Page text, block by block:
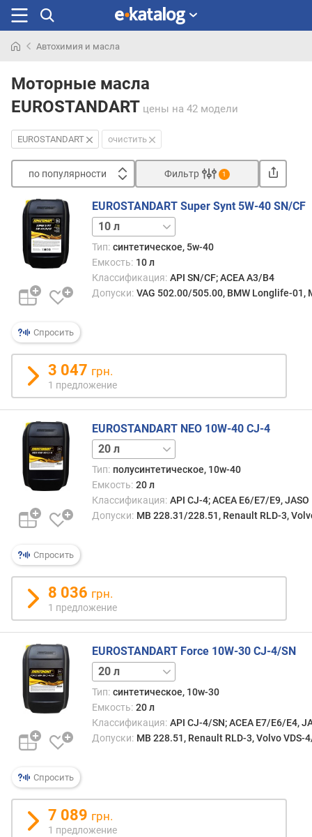
раньше
Автохимия и масла
Моторные масла
EUROSTANDART цены на 42 модели
EUROSTANDART очистить
по популярности
п
о
п
о
у
л
р
н
с
о
т
д
е
ш
е
в
х
к
д
о
р
о
и
м
т
о
г
и
х
к
Фильтр 1
Спросить
EUROSTANDART Super Synt 5W-40 SN/CF
1 л5 л 209 л
Тип: синтетическое, 5w-40
Емкость: 10 л
Классификация: API SN/CF; ACEA A3/B4
Допуски: VAG 502.00/505.00, BMW Longlife-01,
3 047 грн.
1 предложение
Спросить
EUROSTANDART NEO 10W-40 CJ-4
209 л
Тип: полусинтетическое, 10w-40
Емкость: 20 л
Классификация: API CJ-4; ACEA E6/E7/E9, JASO
Допуски: MB 228.31/228.51, Renault RLD-3,
8 036 грн.
1 предложение
Спросить
EUROSTANDART Force 10W-30 CJ-4/SN
209 л
Тип: синтетическое, 10w-30
Емкость: 20 л
Классификация: API CJ-4/SN; ACEA E7/E6/Е4,
Допуски: MB 228.51, Renault RLD-3, Volvo VDS-
7 089 грн.
1 предложение